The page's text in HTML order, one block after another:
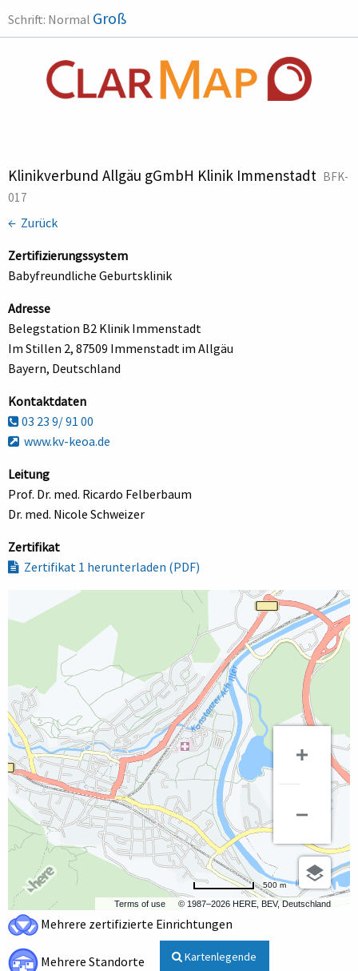
Schrift: Normal Groß
Klinikverbund Allgäu gGmbH Klinik Immenstadt BFK-
017
← Zurück
Zertifizierungssystem
Babyfreundliche Geburtsklinik
Adresse
Belegstation B2 Klinik Immenstadt
Im Stillen 2, 87509 Immenstadt im Allgäu
Bayern, Deutschland
Kontaktdaten
03 23 9/ 91 00
www.kv-keoa.de
Leitung
Prof. Dr. med. Ricardo Felberbaum
Dr. med. Nicole Schweizer
Zertifikat
Zertifikat 1 herunterladen (PDF)
Terms of use © 1987–2026 HERE, BEV, Deutschland
500 m
Mehrere zertifizierte Einrichtungen
Mehrere Standorte Kartenlegende